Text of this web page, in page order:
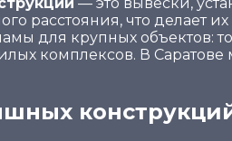
расстояния, что делает
для крупных объектов:
комплексов. В